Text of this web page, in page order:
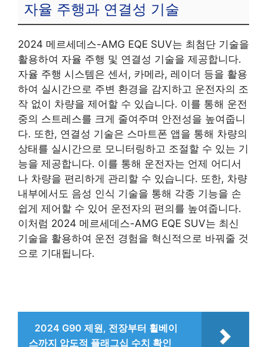
자율 주행과 연결성 기술
2024 메르세데스-AMG EQE SUV는 최첨단 기술을
활용하여 자율 주행 및 연결성 기술을 제공합니다.
자율 주행 시스템은 센서, 카메라, 레이더 등을 활용
하여 실시간으로 주변 환경을 감지하고 운전자의 조
작 없이 차량을 제어할 수 있습니다. 이를 통해 운전
중의 스트레스를 크게 줄여주며 안전성을 높여줍니
다. 또한, 연결성 기술은 스마트폰 앱을 통해 차량의
상태를 실시간으로 모니터링하고 조절할 수 있는 기
능을 제공합니다. 이를 통해 운전자는 언제 어디서
나 차량을 편리하게 관리할 수 있습니다. 또한, 차량
내부에서도 음성 인식 기술을 통해 각종 기능을 손
쉽게 제어할 수 있어 운전자의 편의를 높여줍니다.
이처럼 2024 메르세데스-AMG EQE SUV는 최신
기술을 활용하여 운전 경험을 혁신적으로 바꿔줄 것
으로 기대됩니다.
2024 G90 제원, 전장부터 휠베이
스까지 압도적 플래그십 수치 확인